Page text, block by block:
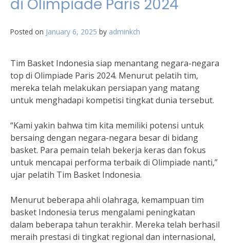
di Olimpiade Paris 2024
Posted on January 6, 2025 by adminkch
Tim Basket Indonesia siap menantang negara-negara
top di Olimpiade Paris 2024. Menurut pelatih tim,
mereka telah melakukan persiapan yang matang
untuk menghadapi kompetisi tingkat dunia tersebut.
“Kami yakin bahwa tim kita memiliki potensi untuk
bersaing dengan negara-negara besar di bidang
basket. Para pemain telah bekerja keras dan fokus
untuk mencapai performa terbaik di Olimpiade nanti,”
ujar pelatih Tim Basket Indonesia.
Menurut beberapa ahli olahraga, kemampuan tim
basket Indonesia terus mengalami peningkatan
dalam beberapa tahun terakhir. Mereka telah berhasil
meraih prestasi di tingkat regional dan internasional,